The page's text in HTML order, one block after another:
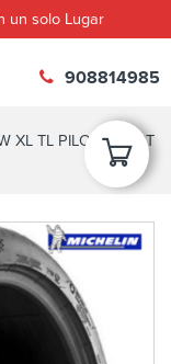
un solo Lugar
908814985
XL TL PILOT SPORT